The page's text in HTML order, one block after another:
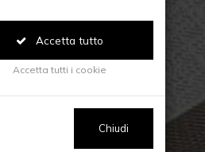
Accetta tutto
Accetta tutti i cookie
Chiudi